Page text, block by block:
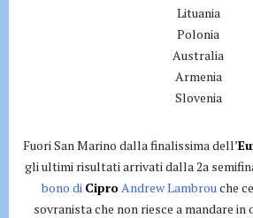
Lituania
Polonia
Australia
Armenia
Slovenia
Fuori San Marino dalla finalissima dell’
gli ultimi risultati arrivati dalla 2a
bono di CiproAndrew Lambrouche
sovranista che non riesce a mandare in